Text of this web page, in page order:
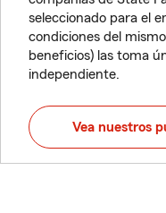
seleccionado para el
condiciones del
beneficios) las toma
independiente.
Vea nuestros